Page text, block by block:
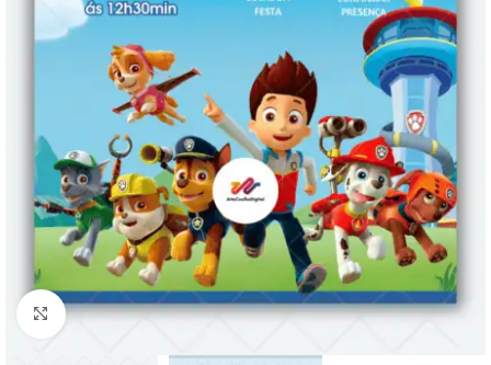
Clique para ampliar